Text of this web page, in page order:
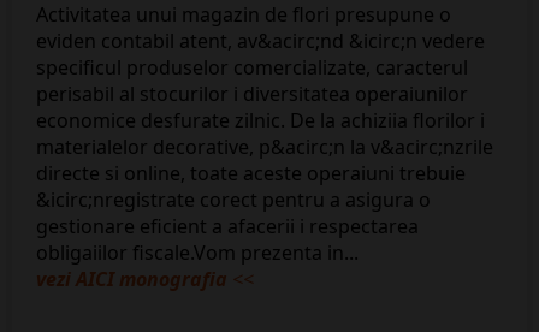
Activitatea unui magazin de flori presupune o
eviden contabil atent, av&acirc;nd &icirc;n vedere
specificul produselor comercializate, caracterul
perisabil al stocurilor i diversitatea operaiunilor
economice desfurate zilnic. De la achiziia florilor i
materialelor decorative, p&acirc;n la v&acirc;nzrile
directe si online, toate aceste operaiuni trebuie
&icirc;nregistrate corect pentru a asigura o
gestionare eficient a afacerii i respectarea
obligaiilor fiscale.Vom prezenta in...
vezi AICI monografia <<